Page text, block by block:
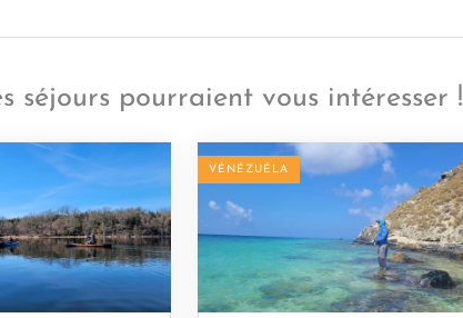
séjours pourraient vous intéresser !
VÉNÉZUÉLA